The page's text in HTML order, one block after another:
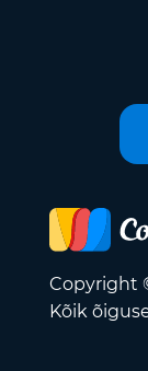
Copyright
Kõik